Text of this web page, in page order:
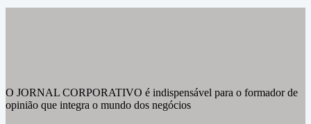
O JORNAL CORPORATIVO é indispensável para o formador de
opinião que integra o mundo dos negócios